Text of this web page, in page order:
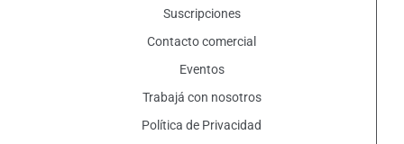
Suscripciones
Contacto comercial
Eventos
Trabajá con nosotros
Política de Privacidad